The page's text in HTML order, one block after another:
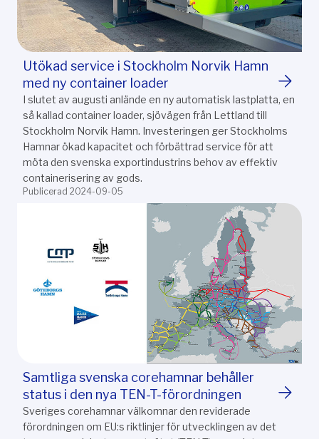
Utökad service i Stockholm Norvik Hamn
med ny container loader
I slutet av augusti anlände en ny automatisk lastplatta, en
så kallad container loader, sjövägen från Lettland till
Stockholm Norvik Hamn. Investeringen ger Stockholms
Hamnar ökad kapacitet och förbättrad service för att
möta den svenska exportindustrins behov av effektiv
containerisering av gods.
Publicerad 2024-09-05
Samtliga svenska corehamnar behåller
status i den nya TEN-T-förordningen
Sveriges corehamnar välkomnar den reviderade
förordningen om EU:s riktlinjer för utvecklingen av det